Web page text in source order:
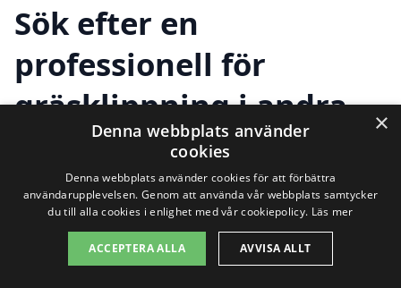
Sök efter en
professionell för
gräsklippning i andra
städer nära Vilshult
Att hitta en pålitlig tjänst för
gräsklippning i Vilshult
behöver inte
×
Denna webbplats använder
cookies
Denna webbplats använder cookies för att förbättra
användarupplevelsen. Genom att använda vår webbplats samtycker
du till alla cookies i enlighet med vår cookiepolicy. Läs mer
ACCEPTERA ALLA AVVISA ALLT